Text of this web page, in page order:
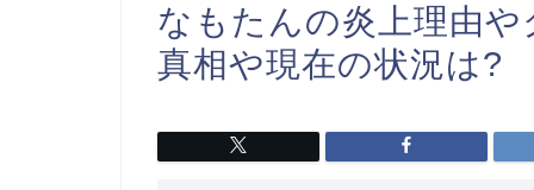
なもたんの炎上理由
真相や現在の状況は?